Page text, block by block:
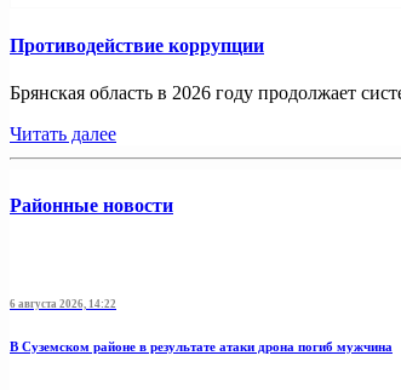
Противодействие коррупции
Брянская область в 2026 году продолжает
Читать далее
Районные новости
6 августа 2026, 14:22
В Суземском районе в результате атаки дрона погиб мужчина